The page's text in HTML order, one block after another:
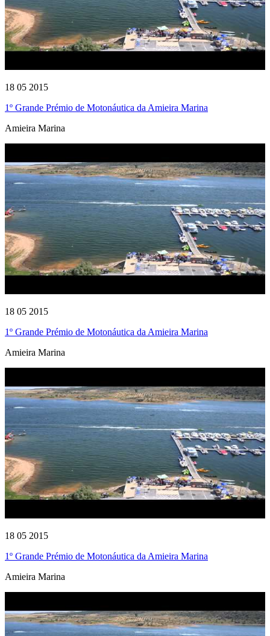
18 05 2015
1º Grande Prémio de Motonáutica da Amieira Marina
Amieira Marina
18 05 2015
1º Grande Prémio de Motonáutica da Amieira Marina
Amieira Marina
18 05 2015
1º Grande Prémio de Motonáutica da Amieira Marina
Amieira Marina